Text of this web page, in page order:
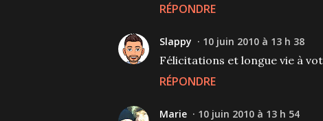
RÉPONDRE
Slappy 10 juin 2010 à 13 h 38
Félicitations et longue vie à
RÉPONDRE
Marie 10 juin 2010 à 13 h 54